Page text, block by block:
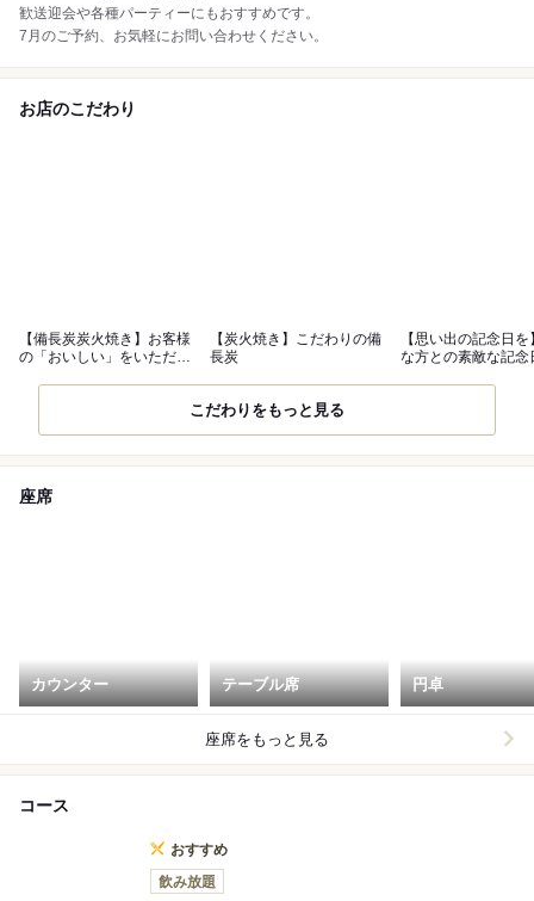
歓送迎会や各種パーティーにもおすすめです。
7月のご予約、お気軽にお問い合わせください。
お店のこだわり
【備長炭炭火焼き】お客様
の「おいしい」をいただく
【炭火焼き】こだわりの備
長炭
【思い出の記念日
な方との素敵な記念
こだわりをもっと見る
座席
カウンター テーブル席 円卓
座席をもっと見る
コース
おすすめ
飲み放題